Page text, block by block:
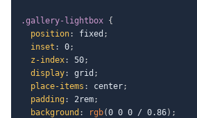
.gallery-lightbox {
position: fixed ;
inset : 0;
z-index: 50;
display: grid ;
place-items : center;
padding: 2rem;
background : rgb(0 0 0 / 0.86) ;